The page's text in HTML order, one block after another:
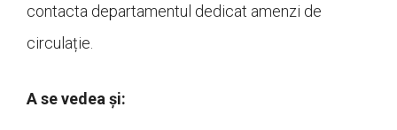
contacta departamentul dedicat amenzi de
circulație.
A se vedea și: